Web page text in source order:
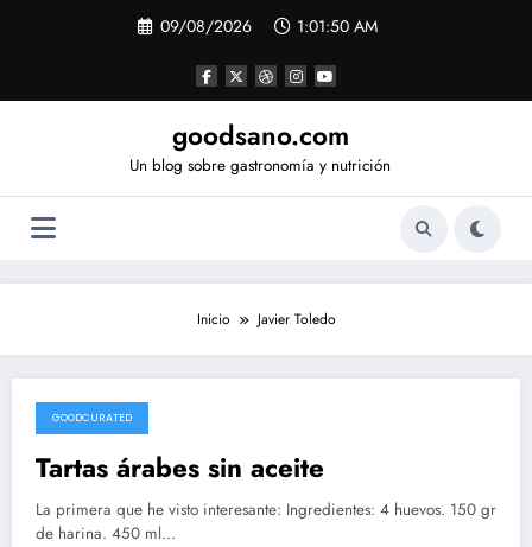
09/08/2026 1:01:51 AM
goodsano.com
Un blog sobre gastronomía y nutrición
Inicio Javier Toledo
21/02/2021
GOODCURATED
Tartas árabes sin aceite
La primera que he visto interesante: Ingredientes: 4 huevos. 150 gr
de harina. 450 ml…